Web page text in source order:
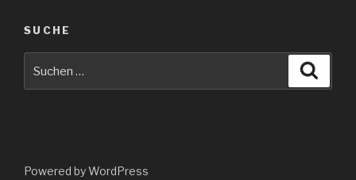
SUCHE
nach:
Powered by WordPress